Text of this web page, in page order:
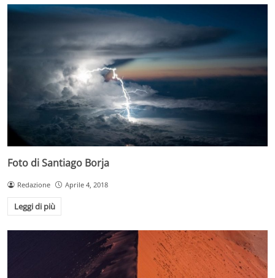
Foto di Santiago Borja
Redazione Aprile 4, 2018
Leggi di più